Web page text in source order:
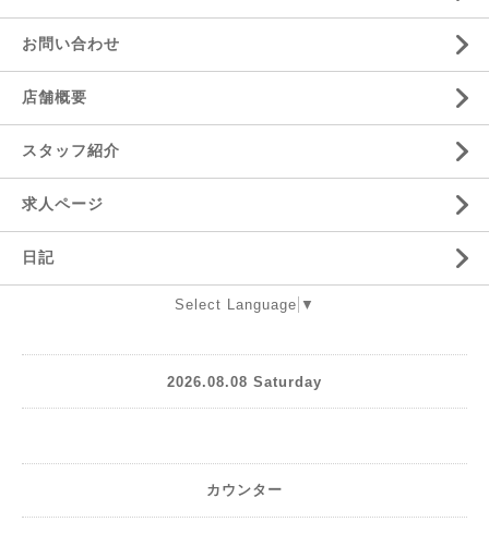
お問い合わせ
店舗概要
スタッフ紹介
求人ページ
日記
Select Language ▼
2026.08.08 Saturday
カウンター